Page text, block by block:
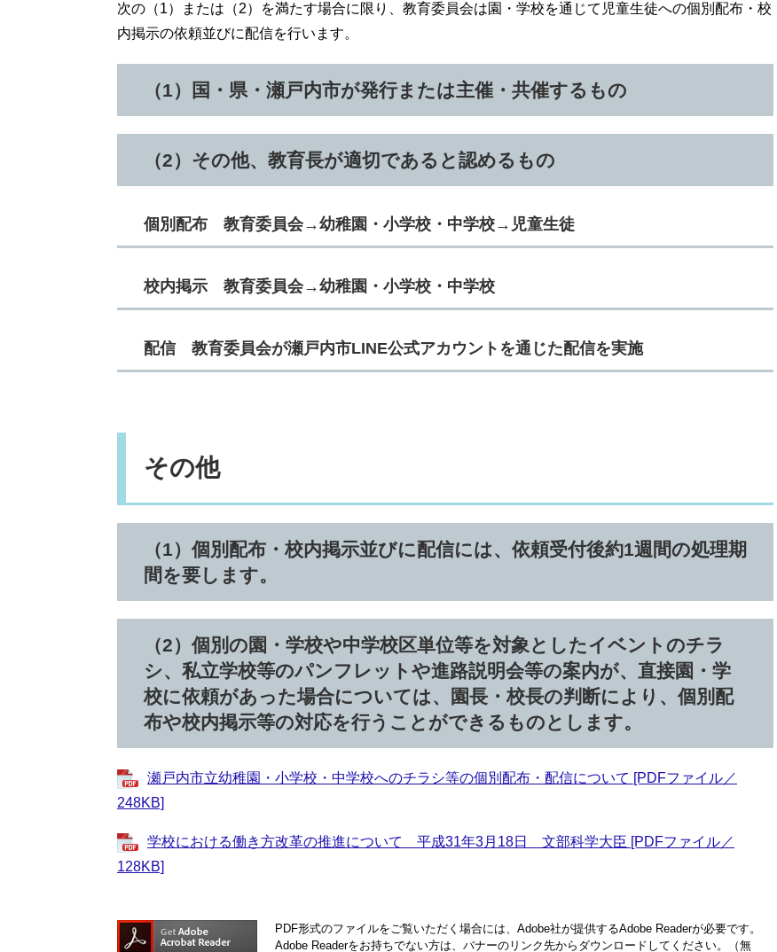
次の（1）または（2）を満たす場合に限り、教育委員会は園・学校を通じて児童生徒への個別配布・校
内掲示の依頼並びに配信を行います。
（1）国・県・瀬戸内市が発行または主催・共催するもの
（2）その他、教育長が適切であると認めるもの
個別配布 教育委員会→幼稚園・小学校・中学校→児童生徒
校内掲示 教育委員会→幼稚園・小学校・中学校
配信 教育委員会が瀬戸内市LINE公式アカウントを通じた配信を実施
その他
（1）個別配布・校内掲示並びに配信には、依頼受付後約1週間の処理期
間を要します。
（2）個別の園・学校や中学校区単位等を対象としたイベントのチラ
シ、私立学校等のパンフレットや進路説明会等の案内が、直接園・学
校に依頼があった場合については、園長・校長の判断により、個別配
布や校内掲示等の対応を行うことができるものとします。
瀬戸内市立幼稚園・小学校・中学校へのチラシ等の個別配布・配信について [PDFファイル／
248KB]
学校における働き方改革の推進について 平成31年3月18日 文部科学大臣 [PDFファイル／
128KB]
PDF形式のファイルをご覧いただく場合には、Adobe社が提供するAdobe Readerが必要です。
Adobe Readerをお持ちでない方は、バナーのリンク先からダウンロードしてください。（無